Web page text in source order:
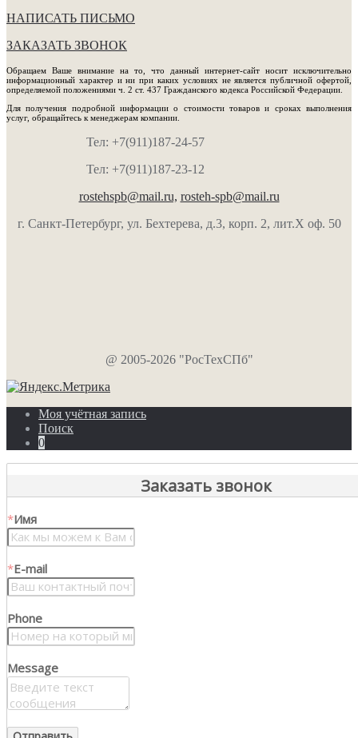
НАПИСАТЬ ПИСЬМО
ЗАКАЗАТЬ ЗВОНОК
Обращаем Ваше внимание на то, что данный интернет-сайт носит исключительно
информационный характер и ни при каких условиях не является публичной офертой,
определяемой положениями ч. 2 ст. 437 Гражданского кодекса Российской Федерации.
Для получения подробной информации о стоимости товаров и сроках выполнения
услуг, обращайтесь к менеджерам компании.
Тел: +7(911)187-24-57
Тел: +7(911)187-23-12
rostehspb@mail.ru, rosteh-spb@mail.ru
г. Санкт-Петербург, ул. Бехтерева, д.3, корп. 2, лит.Х оф. 50
@ 2005-2026 "РосТехСПб"
Моя учётная запись
Поиск
0
Заказать звонок
*Имя
*E-mail
Phone
Message